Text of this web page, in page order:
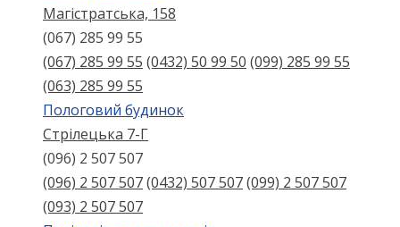
Магістратська, 158
(067) 285 99 55
(067) 285 99 55 (0432) 50 99 50 (099) 285 99 55
(063) 285 99 55
Пологовий будинок
Стрілецька 7-Г
(096) 2 507 507
(096) 2 507 507(0432) 507 507(099) 2 507 507
(093) 2 507 507